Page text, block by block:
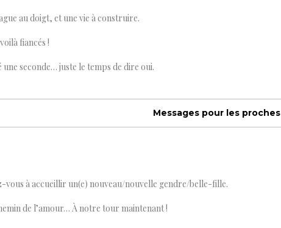
au doigt, et une vie à construire.
fiancés !
seconde… juste le temps de dire oui.
Messages pour les proches
vous à accueillir un(e) nouveau/nouvelle gendre/belle-fille.
de l’amour… À notre tour maintenant !